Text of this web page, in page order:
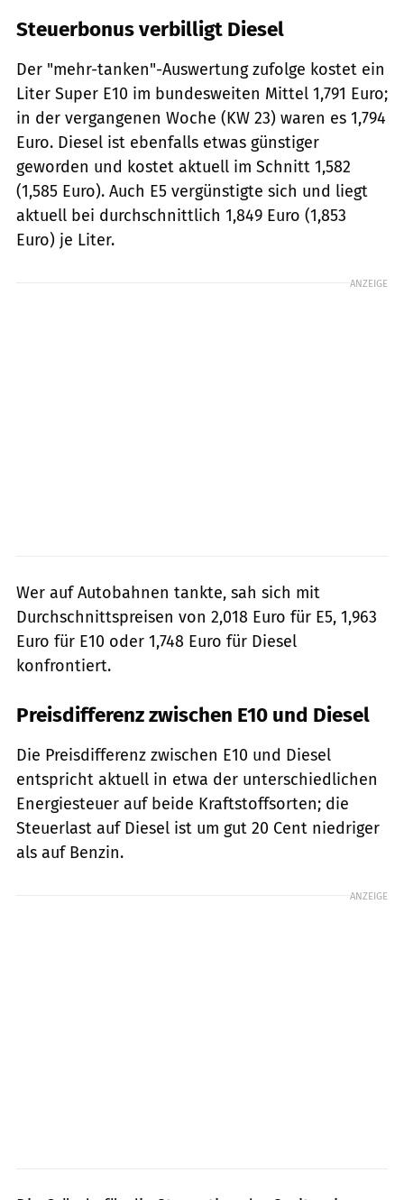
Steuerbonus verbilligt Diesel
Der "mehr-tanken"-Auswertung zufolge kostet ein
Liter Super E10 im bundesweiten Mittel 1,791 Euro;
in der vergangenen Woche (KW 23) waren es 1,794
Euro. Diesel ist ebenfalls etwas günstiger
geworden und kostet aktuell im Schnitt 1,582
(1,585 Euro). Auch E5 vergünstigte sich und liegt
aktuell bei durchschnittlich 1,849 Euro (1,853
Euro) je Liter.
ANZEIGE
Wer auf Autobahnen tankte, sah sich mit
Durchschnittspreisen von 2,018 Euro für E5, 1,963
Euro für E10 oder 1,748 Euro für Diesel
konfrontiert.
Preisdifferenz zwischen E10 und Diesel
Die Preisdifferenz zwischen E10 und Diesel
entspricht aktuell in etwa der unterschiedlichen
Energiesteuer auf beide Kraftstoffsorten; die
Steuerlast auf Diesel ist um gut 20 Cent niedriger
als auf Benzin.
ANZEIGE